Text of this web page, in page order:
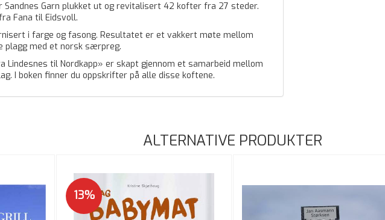
Sandnes Garn plukket ut og revitalisert 42 kofter fra 27 steder.
Fana til Eidsvoll.
i farge og fasong. Resultatet er et vakkert møte mellom
plagg med et norsk særpreg.
Lindesnes til Nordkapp» er skapt gjennom et samarbeid mellom
I boken finner du oppskrifter på alle disse koftene.
ALTERNATIVE PRODUKTER
13%